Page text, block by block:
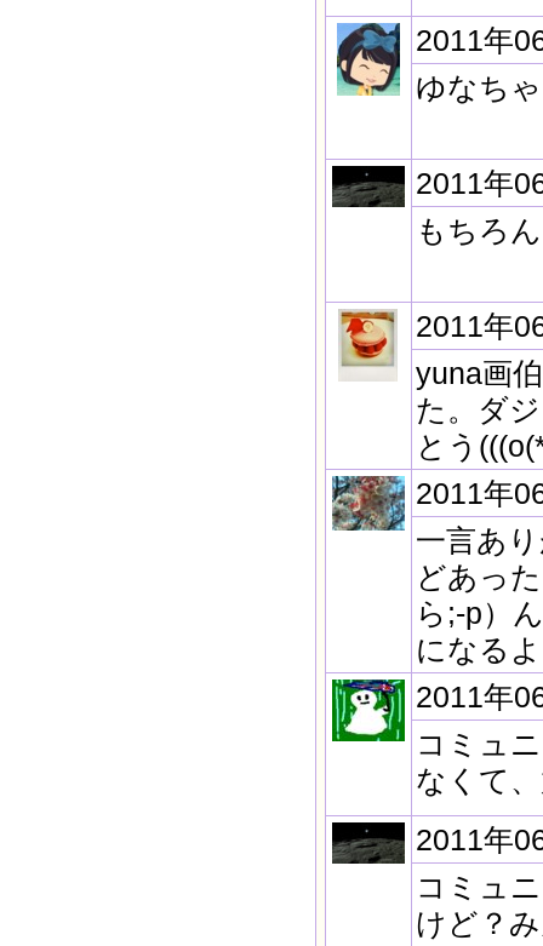
2011年
ゆなち
2011年
もちろ
2011年
yuna画
た。ダ
とう
2011年
一言あ
どあっ
ら;-p）
になる
2011年
コミュ
なくて
2011年
コミュ
けど？